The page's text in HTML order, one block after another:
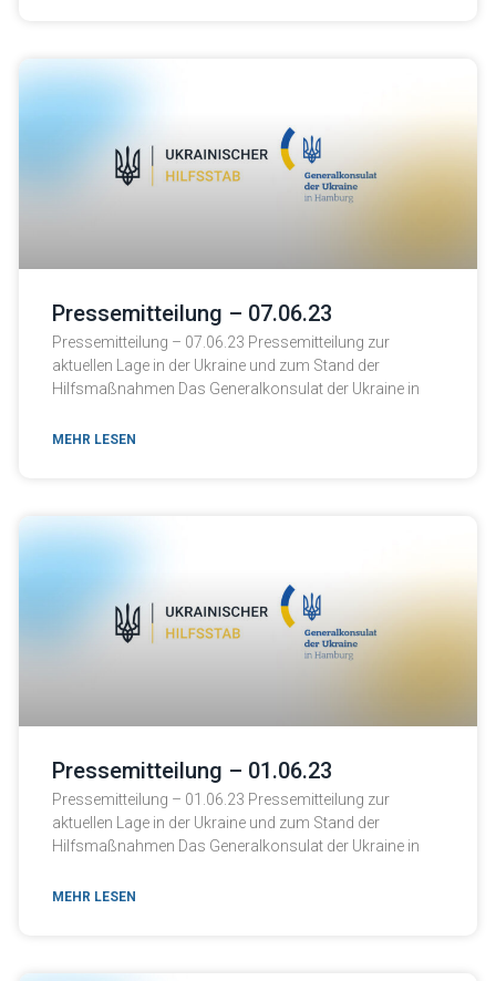
Pressemitteilung – 07.06.23
Pressemitteilung – 07.06.23 Pressemitteilung zur
aktuellen Lage in der Ukraine und zum Stand der
Hilfsmaßnahmen Das Generalkonsulat der Ukraine in
MEHR LESEN
Pressemitteilung – 01.06.23
Pressemitteilung – 01.06.23 Pressemitteilung zur
aktuellen Lage in der Ukraine und zum Stand der
Hilfsmaßnahmen Das Generalkonsulat der Ukraine in
MEHR LESEN